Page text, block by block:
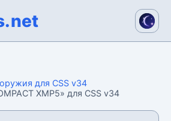
для CSS v34
XMP5» для CSS v34